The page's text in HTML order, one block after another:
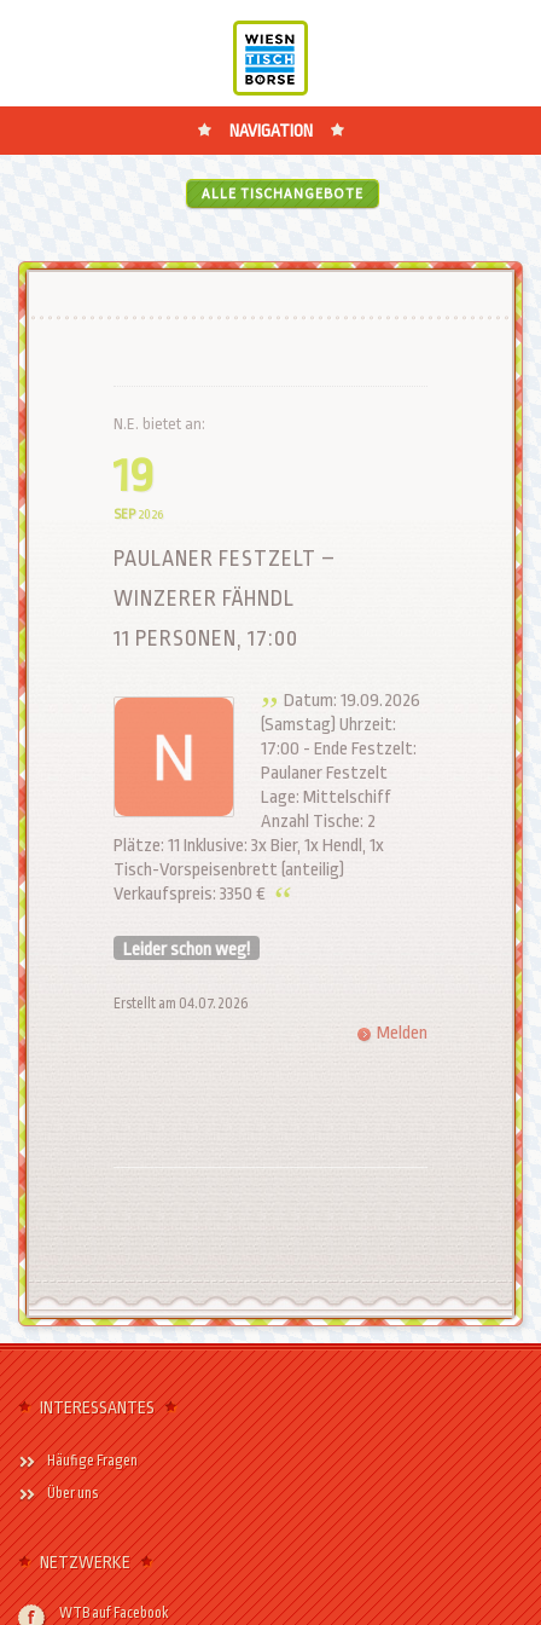
NAVIGATION
ALLE TISCHANGEBOTE
N.E. bietet an:
19
SEP 2026
PAULANER FESTZELT –
WINZERER FÄHNDL
11 PERSONEN, 17:00
Datum: 19.09.2026
(Samstag) Uhrzeit:
17:00 - Ende Festzelt:
Paulaner Festzelt
Lage: Mittelschiff
Anzahl Tische: 2
Plätze: 11 Inklusive: 3x Bier, 1x Hendl, 1x
Tisch-Vorspeisenbrett (anteilig)
Verkaufspreis: 3350 €
Leider schon weg!
Erstellt am 04.07.2026
Melden
INTERESSANTES
Häufige Fragen
Über uns
NETZWERKE
WTB auf Facebook